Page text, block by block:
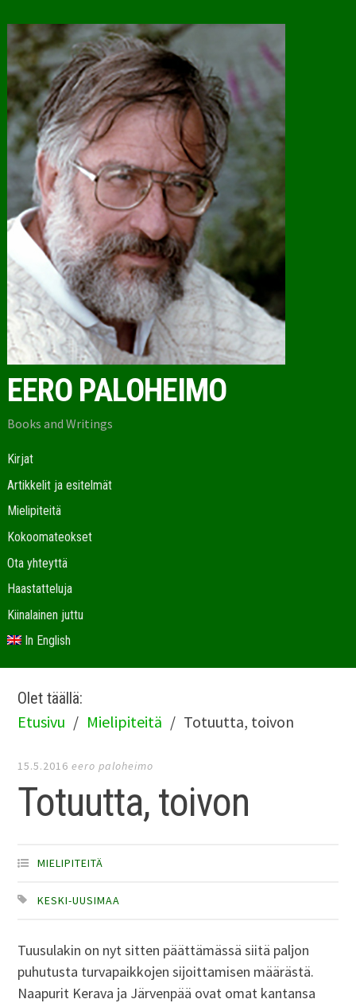
EERO PALOHEIMO
Books and Writings
Kirjat
Artikkelit ja esitelmät
Mielipiteitä
Kokoomateokset
Ota yhteyttä
Haastatteluja
Kiinalainen juttu
In English
Olet täällä:
Etusivu Mielipiteitä Totuutta, toivon
15.5.2016 eero paloheimo
Totuutta, toivon
MIELIPITEITÄ
KESKI-UUSIMAA
Tuusulakin on nyt sitten päättämässä siitä paljon
puhutusta turvapaikkojen sijoittamisen määrästä.
Naapurit Kerava ja Järvenpää ovat omat kantansa